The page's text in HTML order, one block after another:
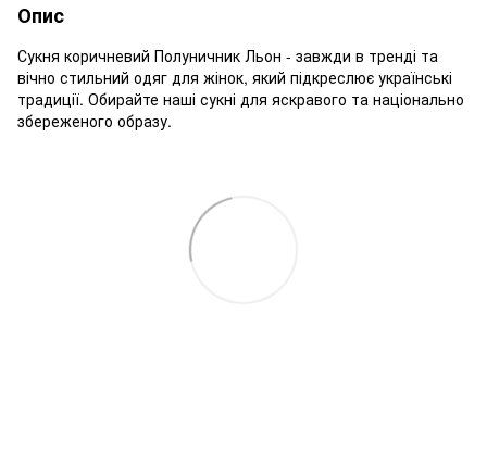
Опис
Сукня коричневий Полуничник Льон - завжди в тренді та
вічно стильний одяг для жінок, який підкреслює українські
традиції. Обирайте наші сукні для яскравого та національно
збереженого образу.